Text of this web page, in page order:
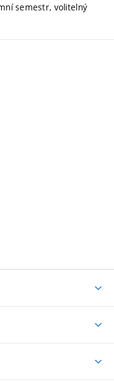
semestr, volitelný